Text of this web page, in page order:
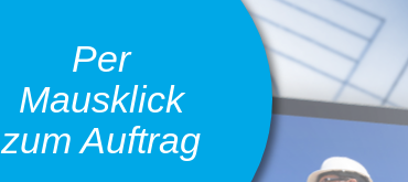
Per
Mausklick
zum Auftrag